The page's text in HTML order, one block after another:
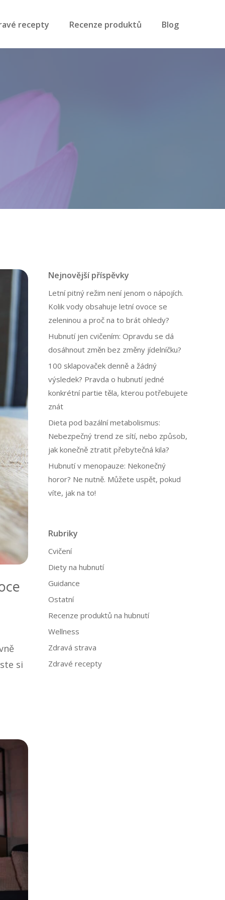
recepty Recenze produktů Blog
si
Nejnovější příspěvky
Letní pitný režim není jenom o nápojích.
Kolik vody obsahuje letní ovoce se
zeleninou a proč na to brát ohledy?
Hubnutí jen cvičením: Opravdu se dá
dosáhnout změn bez změny jídelníčku?
100 sklapovaček denně a žádný
výsledek? Pravda o hubnutí jedné
konkrétní partie těla, kterou potřebujete
znát
Dieta pod bazální metabolismus:
Nebezpečný trend ze sítí, nebo způsob,
jak konečně ztratit přebytečná kila?
Hubnutí v menopauze: Nekonečný
horor? Ne nutně. Můžete uspět, pokud
víte, jak na to!
Rubriky
Cvičení
Diety na hubnutí
Guidance
Ostatní
Recenze produktů na hubnutí
Wellness
Zdravá strava
Zdravé recepty